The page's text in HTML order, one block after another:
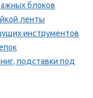
блоков
ленты
инструментов
подставки под